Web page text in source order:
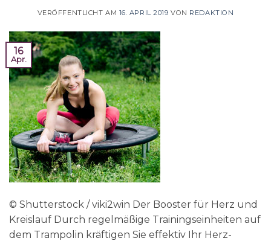
VERÖFFENTLICHT AM 16. APRIL 2019 VON REDAKTION
16
Apr.
© Shutterstock / viki2win Der Booster für Herz und
Kreislauf Durch regelmäßige Trainingseinheiten auf
dem Trampolin kräftigen Sie effektiv Ihr Herz-